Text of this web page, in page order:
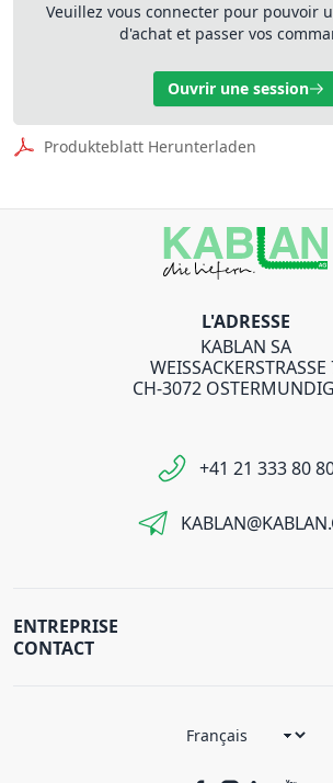
Veuillez vous connecter pour pouvoir
d'achat et passer vos
Ouvrir une session
Produkteblatt Herunterladen
L'ADRESSE
KABLAN SA
WEISSACKERSTRASSE
CH-3072
+41 21 333 80
ENTREPRISE
CONTACT